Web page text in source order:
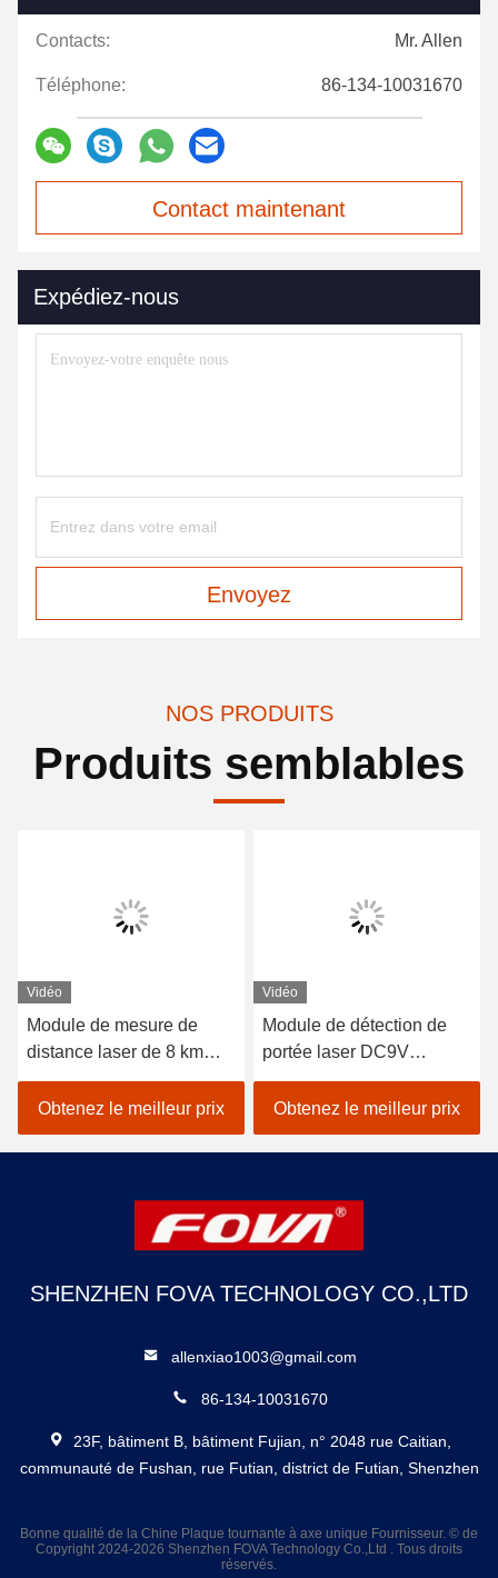
Contacts: Mr. Allen
Téléphone: 86-134-10031670
Contact maintenant
Expédiez-nous
Envoyez
NOS PRODUITS
Produits semblables
Vidéo
Module de mesure de
distance laser de 8 km
Mesure précise de la
distance, reconnaissance
et localisation
Obtenez le meilleur prix
Vidéo
Module de détection de
portée laser DC9V
Système photoélectrique
Détecter la distance cible
120g, Mesure de la
distance laser
Obtenez le meilleur prix
SHENZHEN FOVA TECHNOLOGY CO.,LTD
allenxiao1003@gmail.com
86-134-10031670
23F, bâtiment B, bâtiment Fujian, n° 2048 rue Caitian,
communauté de Fushan, rue Futian, district de Futian, Shenzhen
Bonne qualité de la Chine Plaque tournante à axe unique Fournisseur. © de
Copyright 2024-2026 Shenzhen FOVA Technology Co.,Ltd . Tous droits
réservés.